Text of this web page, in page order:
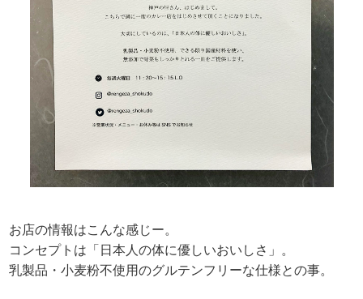
お店の情報はこんな感じー。
コンセプトは「日本人の体に優しいおいしさ」。
乳製品・小麦粉不使用のグルテンフリーな仕様との事。